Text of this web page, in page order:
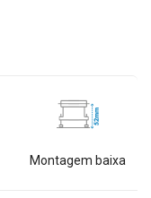
Montagem baixa